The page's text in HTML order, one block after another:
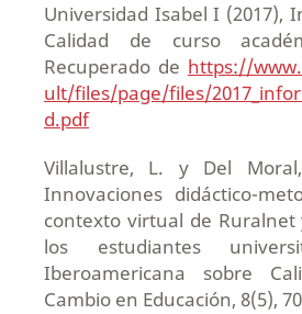
Universidad Isabel I (2017),
Calidad de curso
Recuperado de https://
ult/files/page/files/
d.pdf
Villalustre, L. y Del
Innovaciones didáctico-
contexto virtual de Ruralnet
los estudiantes
Iberoamericana sobre
Cambio en Educación, 8(5),